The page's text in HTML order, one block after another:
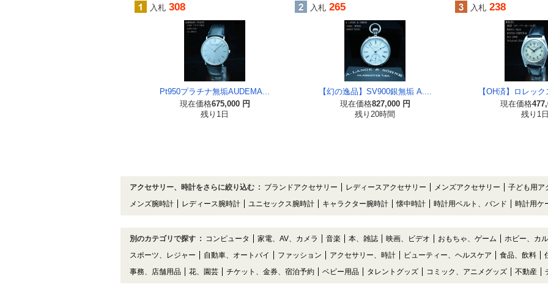
入札 308
Pt950プラチナ無垢AUDEMA...
現在価格675,000 円
残り1日
入札 265
【幻の逸品】SV900銀無垢 A....
現在価格827,000 円
残り20時間
入札 238
【OH済】ロレッ
現在価格
残り1日
アクセサリー、時計をさらに絞り込む : ブランドアクセサリー レディースアクセサリー メンズアクセサリー 子ども用ア
メンズ腕時計
レディース腕時計 ユニセックス腕時計 キャラクター腕時計 懐中時計 時計用ベルト、バンド 時計用ケ
別のカテゴリで探す : コンピュータ 家電、AV、カメラ 音楽 本、雑誌 映画、ビデオ おもちゃ、ゲーム ホビー、カ
スポーツ、レジャー
自動車、オートバイ ファッション アクセサリー、時計 ビューティー、ヘルスケア 食品、飲料
事務、店舗用品
花、園芸 チケット、金券、宿泊予約 ベビー用品 タレントグッズ コミック、アニメグッズ 不動産